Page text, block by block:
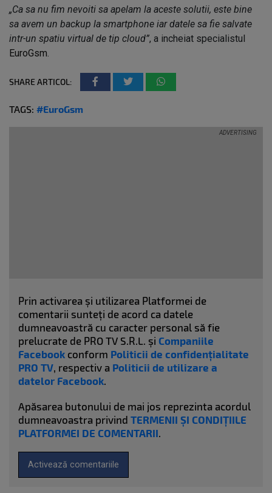
„Ca sa nu fim nevoiti sa apelam la aceste solutii, este bine
sa avem un backup la smartphone iar datele sa fie salvate
intr-un spatiu virtual de tip cloud”, a incheiat specialistul
EuroGsm.
SHARE ARTICOL:
TAGS: #EuroGsm
Prin activarea și utilizarea Platformei de
comentarii sunteți de acord ca datele
dumneavoastră cu caracter personal să fie
prelucrate de PRO TV S.R.L. și Companiile
Facebook conform Politicii de confidențialitate
PRO TV, respectiv a Politicii de utilizare a
datelor Facebook.
Apăsarea butonului de mai jos reprezinta acordul
dumneavoastra privind TERMENII ȘI CONDIȚIILE
PLATFORMEI DE COMENTARII.
Activează comentariile